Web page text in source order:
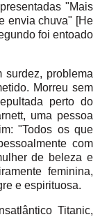
"Mais
envia chuva" [He
foi entoado
surdez, problema
Morreu sem
perto do
uma pessoa
"Todos os que
com
de beleza e
feminina,
e espirituosa.
Titanic,